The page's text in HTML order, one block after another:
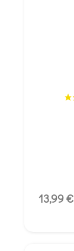
13,99 €